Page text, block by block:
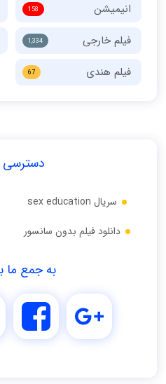
انیمیشن 158
فیلم خارجی 1,334
فیلم هندی 67
دسترسی
سریال sex education
دانلود فیلم بدون سانسور
به جمع ما